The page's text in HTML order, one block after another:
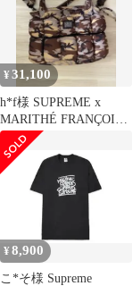
¥31,100
h*f様 SUPREME x
MARITHÉ FRANÇOIS
GIRBAUD
¥8,900
こ*そ様 Supreme